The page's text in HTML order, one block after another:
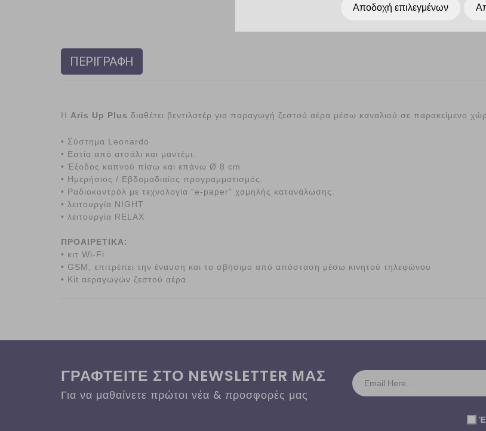
ΠΕΡΙΓΡΑΦΗ
Η Aris Up Plus διαθέτει βεντιλατέρ για παραγωγή ζεστού αέρα μέσω καναλιού σε παρακείμενο
• Σύστημα Leonardo
• Εστία από ατσάλι και μαντέμι.
• Έξοδος καπνού πίσω και επάνω Ø 8 cm
• Ημερήσιος / Εβδομαδιαίος προγραμματισμός.
• Ραδιοκοντρόλ με τεχνολογία “e-paper” χαμηλής κατανάλωσης.
• λειτουργία NIGHT
• λειτουργία RELAX
ΠΡΟΑΙΡΕΤΙΚΑ:
• κιτ Wi-Fi
• GSM, επιτρέπει την έναυση και το σβήσιμο από απόσταση μέσω κινητού τηλεφώνου
• Kit αεραγωγών ζεστού αέρα.
ΓΡΑΦΤΕΙΤΕ ΣΤΟ NEWSLETTER ΜΑΣ
Για να μαθαίνετε πρώτοι νέα & προσφορές μας
Αποδοχή επιλεγμένων